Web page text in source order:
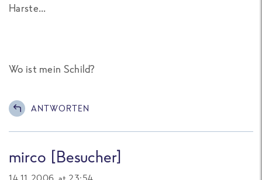
Harste...
Wo ist mein Schild?
ANTWORTEN
mirco [Besucher]